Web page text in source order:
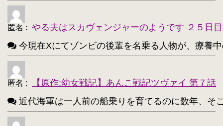
・
・ 不知火(艦これ)【186】
・ めぐみん(このすば)【172】
・
・ 鹿目まどか【168】
匿名 : やる夫はスカヴェンジャーのようです ２５日
今現在Xにてゾンビの後輩を名乗る人物が、療養
匿名 :
【原作:幼女戦記】あんこ戦記ツヴァイ 第７話
近代海軍は一人前の船乗りを育てるのに数年、そ